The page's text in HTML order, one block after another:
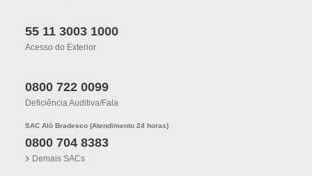
55 11 3003 1000
Acesso do Exterior
0800 722 0099
Deficiência Auditiva/fala
SAC Alô Bradesco (Atendimento 24 horas)
0800 704 8383
Demais SACs